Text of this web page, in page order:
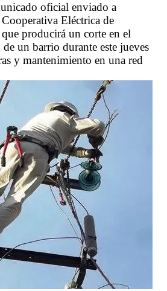
oficial enviado a
Eléctrica de
producirá un corte en el
un barrio durante este jueves
y mantenimiento en una red